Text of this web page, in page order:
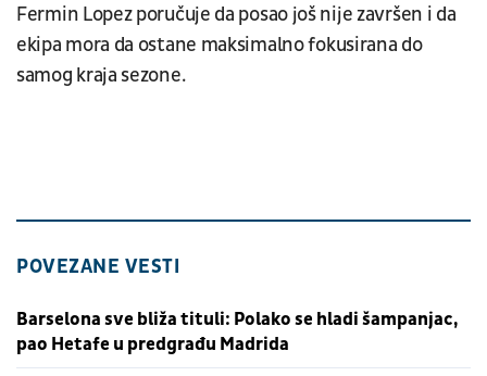
Fermin Lopez poručuje da posao još nije završen i da
ekipa mora da ostane maksimalno fokusirana do
samog kraja sezone.
POVEZANE VESTI
Barselona sve bliža tituli: Polako se hladi šampanjac,
pao Hetafe u predgrađu Madrida